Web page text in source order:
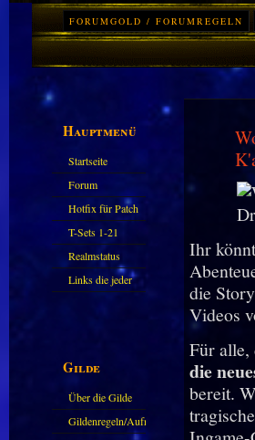
FORUMGOLD / FORUMREGELN
Hauptmenü
Startseite
Forum
Hotfix für Patch
11.X
T-Sets 1-21
Realmstatus
Links die jeder
Gilde
Über die Gilde
(DAW)
Gildenregeln/Aufnahme
Ihr
die
Videos
Für
die
bereit.